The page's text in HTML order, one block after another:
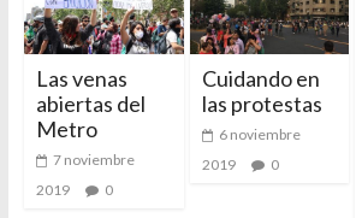
Las venas
abiertas del
Metro
7 noviembre
2019
0
Cuidando en
las protestas
6 noviembre
2019
0